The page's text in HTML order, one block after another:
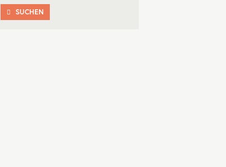
 SUCHEN